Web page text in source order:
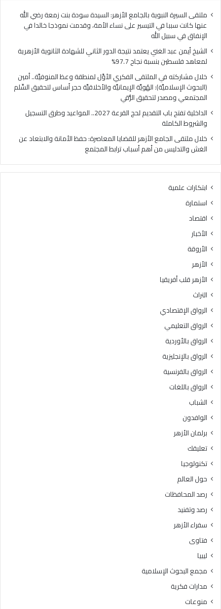
بنسبة
نجاح
97.7%
ملتقى السيرة النبوية بالجامع الأزهر: السيدة سودة بنت زمعة رضي الله
عنها كانت سببا في التيسير على نساء الأمة، وقدمت نموذجا خالدا في
الإنفاق في سبيل الله
الشيخ أيمن عبد الغني يعتمد نتيجة الدور الثاني للشهادة الثانوية الأزهرية
لمعاهد فلسطين بنسبة نجاح 97.7%
خلال مشاركته في الملتقى الفكري الأوَّل لمنطقة وعظ المنوفيَّة.. أمين
(البحوث الإسلاميَّة): الهُويَّة الإيمانيَّة والأخلاقيَّة حجر أساس لتحقيق السِّلم
المجتمعي ومصدر لتحقيق الرُّقي
الداخلية تفتح باب التقديم لحج القرعة 2027.. المواعيد وطرق التسجيل
والشروط الكاملة
خلال ملتقى الجامع الأزهر للقضايا المعاصرة: حفظ الأمانة والابتعاد عن
الغش والتدليس من أهم أسباب ترابط المجتمع
ابتكارات علمية
استمارة
اقتصاد
الأخبار
الأروقة
الأزهر
الأزهر قلب أفريقيا
التراث
الرواق الإقتصادي
الرواق التعليمي
الرواق بالأوردية
الرواق بالإنجليزية
الرواق بالفرنسية
الرواق باللغات
الشباب
الوافدون
برلمان الأزهر
تعليقك
تكنولوجيا
حول العالم
رصد المحافظات
رصد وتفنيد
سفراء الأزهر
فتاوى
ليبيا
مجمع البحوث الإسلامية
مدارات فكرية
منوعات